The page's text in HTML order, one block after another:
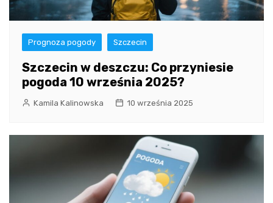
Prognoza pogody Szczecin
Szczecin w deszczu: Co przyniesie
pogoda 10 września 2025?
Kamila Kalinowska 10 września 2025